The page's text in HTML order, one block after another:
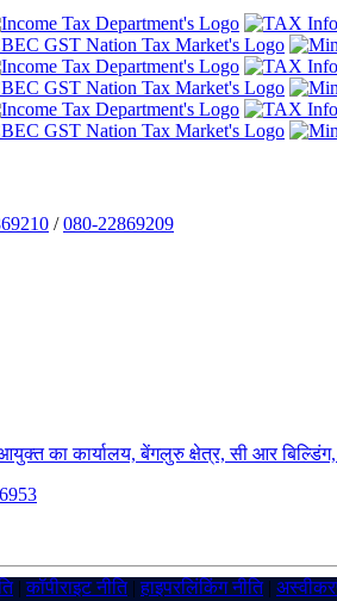
/080-22869209
का कार्यालय, बेंगलुरु क्षेत्र, सी आर
|कॉपीराइट नीति|हाइपरलिंकिंग नीति|